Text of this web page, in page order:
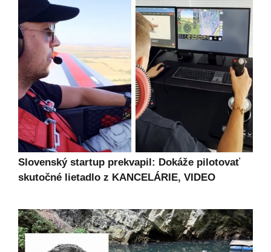
Slovenský startup prekvapil: Dokáže pilotovať
skutočné lietadlo z KANCELÁRIE, VIDEO